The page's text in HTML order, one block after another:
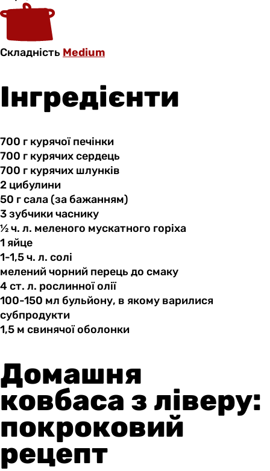
Складність Medium
Інгредієнти
700 г курячоїпечінки
700 г курячихсердець
700 г курячих шлунків
2 цибулини
50 гсала(за бажанням)
3 зубчикичаснику
½ ч. л. меленого мускатного горіха
1 яйце
1-1,5 ч. л. солі
мелений чорний перець до смаку
4 ст. л. рослинної олії
100-150 мл бульйону, в якому варилися
субпродукти
1,5 м свинячоїоболонки
Домашня
ковбаса з ліверу:
покроковий
рецепт